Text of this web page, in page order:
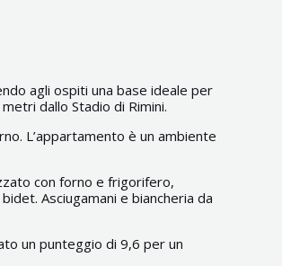
agli ospiti una base ideale per
dallo Stadio di Rimini.
L’appartamento è un ambiente
con forno e frigorifero,
Asciugamani e biancheria da
un punteggio di 9,6 per un